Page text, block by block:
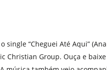
“Cheguei Até Aqui”
Christian Group. Ouça e